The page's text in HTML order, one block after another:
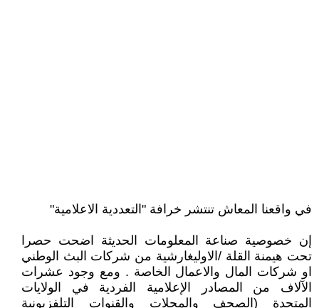
في واقعنا المعاش تنتشر خرافة "التعددية الاعلامية"
إن خصوصية صناعة المعلومات الحديثة اضحت حصرا
تحت هيمنة القلة /الاوليغارشية من شركات البث الوطني
او شركات المال والاعمال الخاصة . ومع وجود عشرات
الآلاف من المصادر الإعلامية الفردية في الولايات
المتحدة (الصحف والمجلات والقنوات التلفزيونية